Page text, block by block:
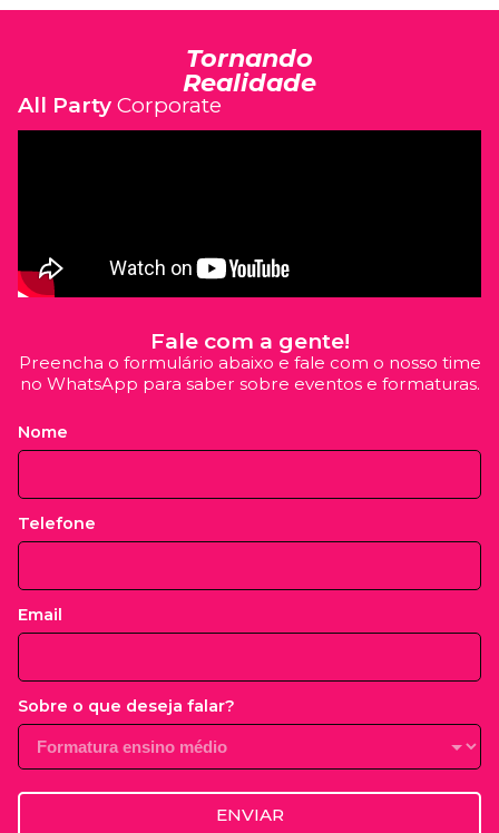
Tornando
Realidade
All Party Corporate
Fale com a gente!
Preencha o formulário abaixo e fale com o nosso time
no WhatsApp para saber sobre eventos e formaturas.
Nome
Telefone
Email
Sobre o que deseja falar?
ENVIAR